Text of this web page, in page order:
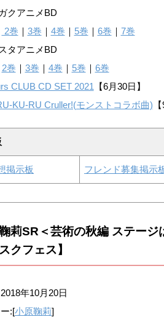
クアニメBD
2巻 ｜ 3巻 ｜ 4巻 ｜ 5巻 ｜ 6巻 ｜ 7巻
タアニメBD
2巻 ｜ 3巻 ｜ 4巻 ｜ 5巻 ｜ 6巻
CLUB CD SET 2021 【6月30日】
KU-RU Cruller!(モンストコラボ曲)
掲示板 フレンド募集掲示
莉SR＜芸術の秋編 ステー
クフェス】
2018年10月20日
:[小原鞠莉]